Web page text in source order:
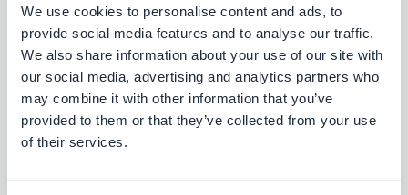
We use cookies to personalise content and ads, to
provide social media features and to analyse our traffic.
We also share information about your use of our site with
our social media, advertising and analytics partners who
may combine it with other information that you’ve
provided to them or that they’ve collected from your use
of their services.
der Umsetzung Ihres Projekts unterstützen.
App Store Optimizationist die SEO-
Funktion für App Stores. Elemente wie das
Symbol, Screenshots, Bewertungen und
Online-Rezensionen sind daher von